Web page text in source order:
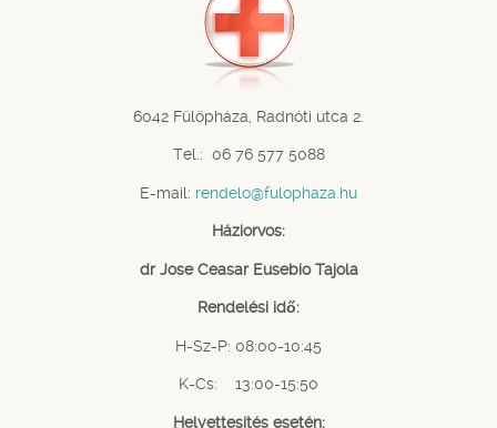
6042 Fülöpháza, Radnóti utca 2.
Tel.: 06 76 577 5088
E-mail: rendelo@fulophaza.hu
Háziorvos:
dr Jose Ceasar Eusebio Tajola
Rendelési idő:
H-Sz-P: 08:00-10:45
K-Cs: 13:00-15:50
Helyettesítés esetén: